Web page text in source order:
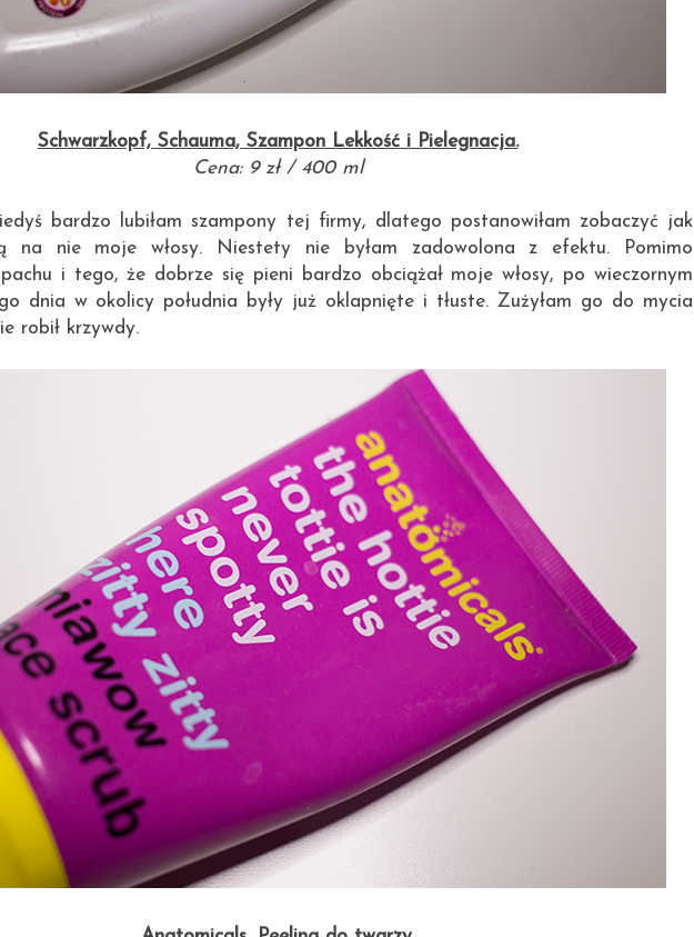
Schwarzkopf, Schauma, Szampon Lekkość i Pielegnacja.
Cena: 9 zł / 400 ml
bardzo lubiłam szampony tej firmy, dlatego postanowiłam zobaczyć jak
na nie moje włosy. Niestety nie byłam zadowolona z efektu. Pomimo
i tego, że dobrze się pieni bardzo obciążał moje włosy, po wieczornym
dnia w okolicy południa były już oklapnięte i tłuste. Zużyłam go do mycia
robił krzywdy.